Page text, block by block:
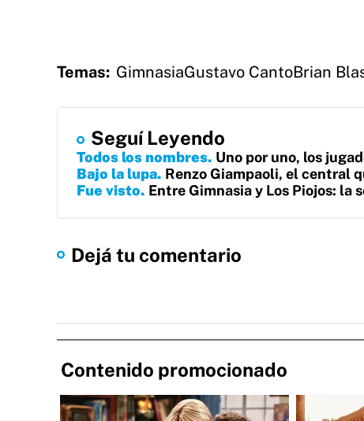
Temas: GimnasiaGustavo CantoBrian
Seguí Leyendo
Todos los nombres Uno por uno, los
Bajo la lupa Renzo Giampaoli, el central
Fue visto Entre Gimnasia y Los Piojos: la
Dejá tu comentario